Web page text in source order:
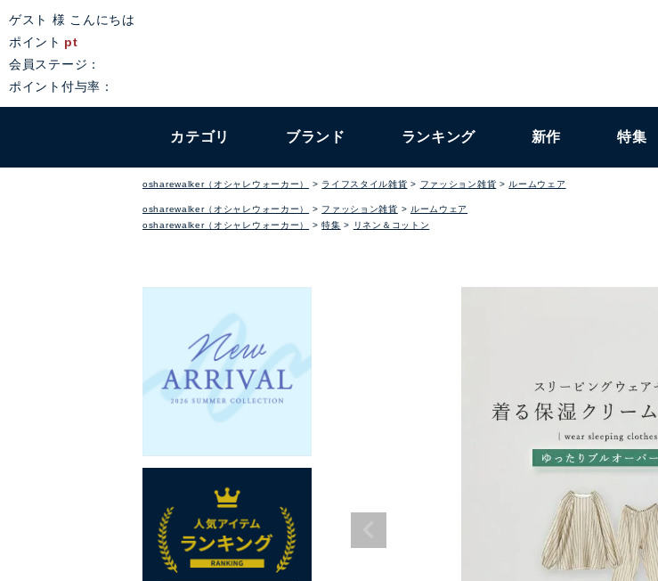
ゲスト 様 こんにちは
ポイント pt
会員ステージ：
ポイント付与率：
カテゴリ ブランド ランキング 新作 特集
osharewalker（オシャレウォーカー） ライフスタイル雑貨 ファッション雑貨 ルームウェア
osharewalker（オシャレウォーカー） ファッション雑貨
ルームウェア
osharewalker（オシャレウォーカー）
特集 リネン＆コットン